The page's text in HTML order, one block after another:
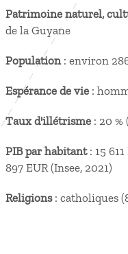
Patrimoine naturel,
de la Guyane
Population: environ
Espérance de vie :
Taux d'illétrisme : 20 %
PIB par habitant: 15
897 EUR (Insee, 2021)
Religions: catholiques